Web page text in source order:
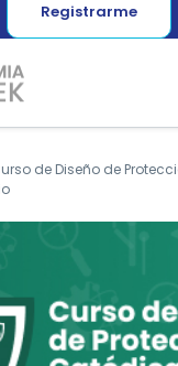
Registrarme
de Diseño de